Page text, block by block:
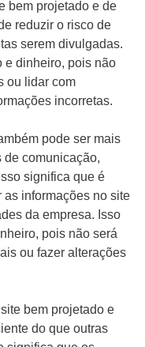
bem projetado e de
reduzir o risco de
serem divulgadas.
e dinheiro, pois não
ou lidar com
incorretas.
pode ser mais
de comunicação,
significa que é
informações no site
da empresa. Isso
pois não será
ou fazer alterações
bem projetado e
do que outras